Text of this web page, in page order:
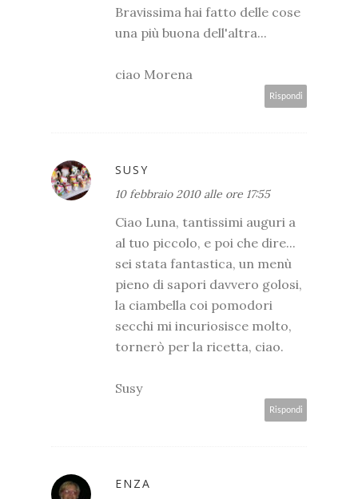
Bravissima hai fatto delle cose
una più buona dell'altra...
ciao Morena
Rispondi
SUSY
10 febbraio 2010 alle ore 17:55
Ciao Luna, tantissimi auguri a
al tuo piccolo, e poi che dire...
sei stata fantastica, un menù
pieno di sapori davvero golosi,
la ciambella coi pomodori
secchi mi incuriosisce molto,
tornerò per la ricetta, ciao.
Susy
Rispondi
ENZA